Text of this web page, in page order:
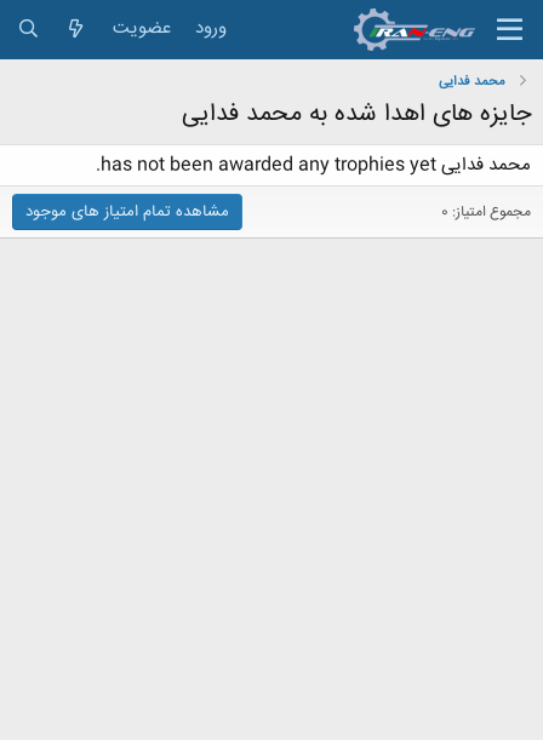
ورود عضویت
محمد فدایی
جایزه های اهدا شده به محمد فدایی
محمد فدایی has not been awarded any trophies yet.
مجموع امتیاز: 0 مشاهده تمام امتیاز های موجود